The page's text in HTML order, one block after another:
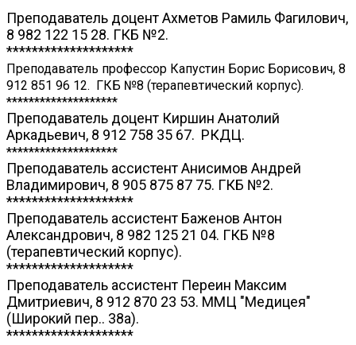
Преподаватель доцент Ахметов Рамиль Фагилович,
8 982 122 15 28. ГКБ №2.
********************
Преподаватель профессор Капустин Борис Борисович, 8
912 851 96 12. ГКБ №8 (терапевтический корпус).
********************
Преподаватель доцент Киршин Анатолий
Аркадьевич, 8 912 758 35 67. РКДЦ.
********************
Преподаватель ассистент Анисимов Андрей
Владимирович, 8 905 875 87 75. ГКБ №2.
********************
Преподаватель ассистент Баженов Антон
Александрович, 8 982 125 21 04. ГКБ №8
(терапевтический корпус).
********************
Преподаватель ассистент Переин Максим
Дмитриевич, 8 912 870 23 53. ММЦ "Медицея"
(Широкий пер.. 38а).
********************